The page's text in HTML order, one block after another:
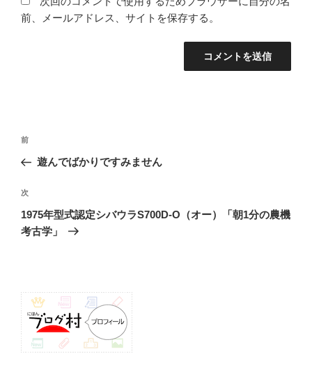
前、メールアドレス、サイトを保存する。
投
ナ
ビ
ゲ
ー
前
の
稿
前
遊んでばかりですみません
次
の
投
次
1975年型式認定シバウラS700D-O（オー）「朝1分の農機
考古学」